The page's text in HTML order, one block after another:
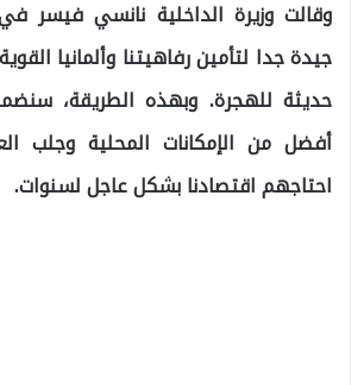
وقالت وزيرة الداخلية نانسي فيسر
جيدة جدا لتأمين رفاهيتنا وألمانيا
حديثة للهجرة. وبهذه الطريقة،
أفضل من الإمكانات المحلية وجلب
احتاجهم اقتصادنا بشكل عاجل لسنوات.